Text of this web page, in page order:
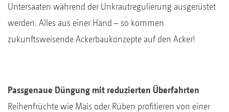
Untersaaten während der Unkrautregulierung ausgerüstet
werden. Alles aus einer Hand – so kommen
zukunftsweisende Ackerbaukonzepte auf den Acker!
Passgenaue Düngung mit reduzierten Überfahrten
Reihenfrüchte wie Mais oder Rüben profitieren von einer